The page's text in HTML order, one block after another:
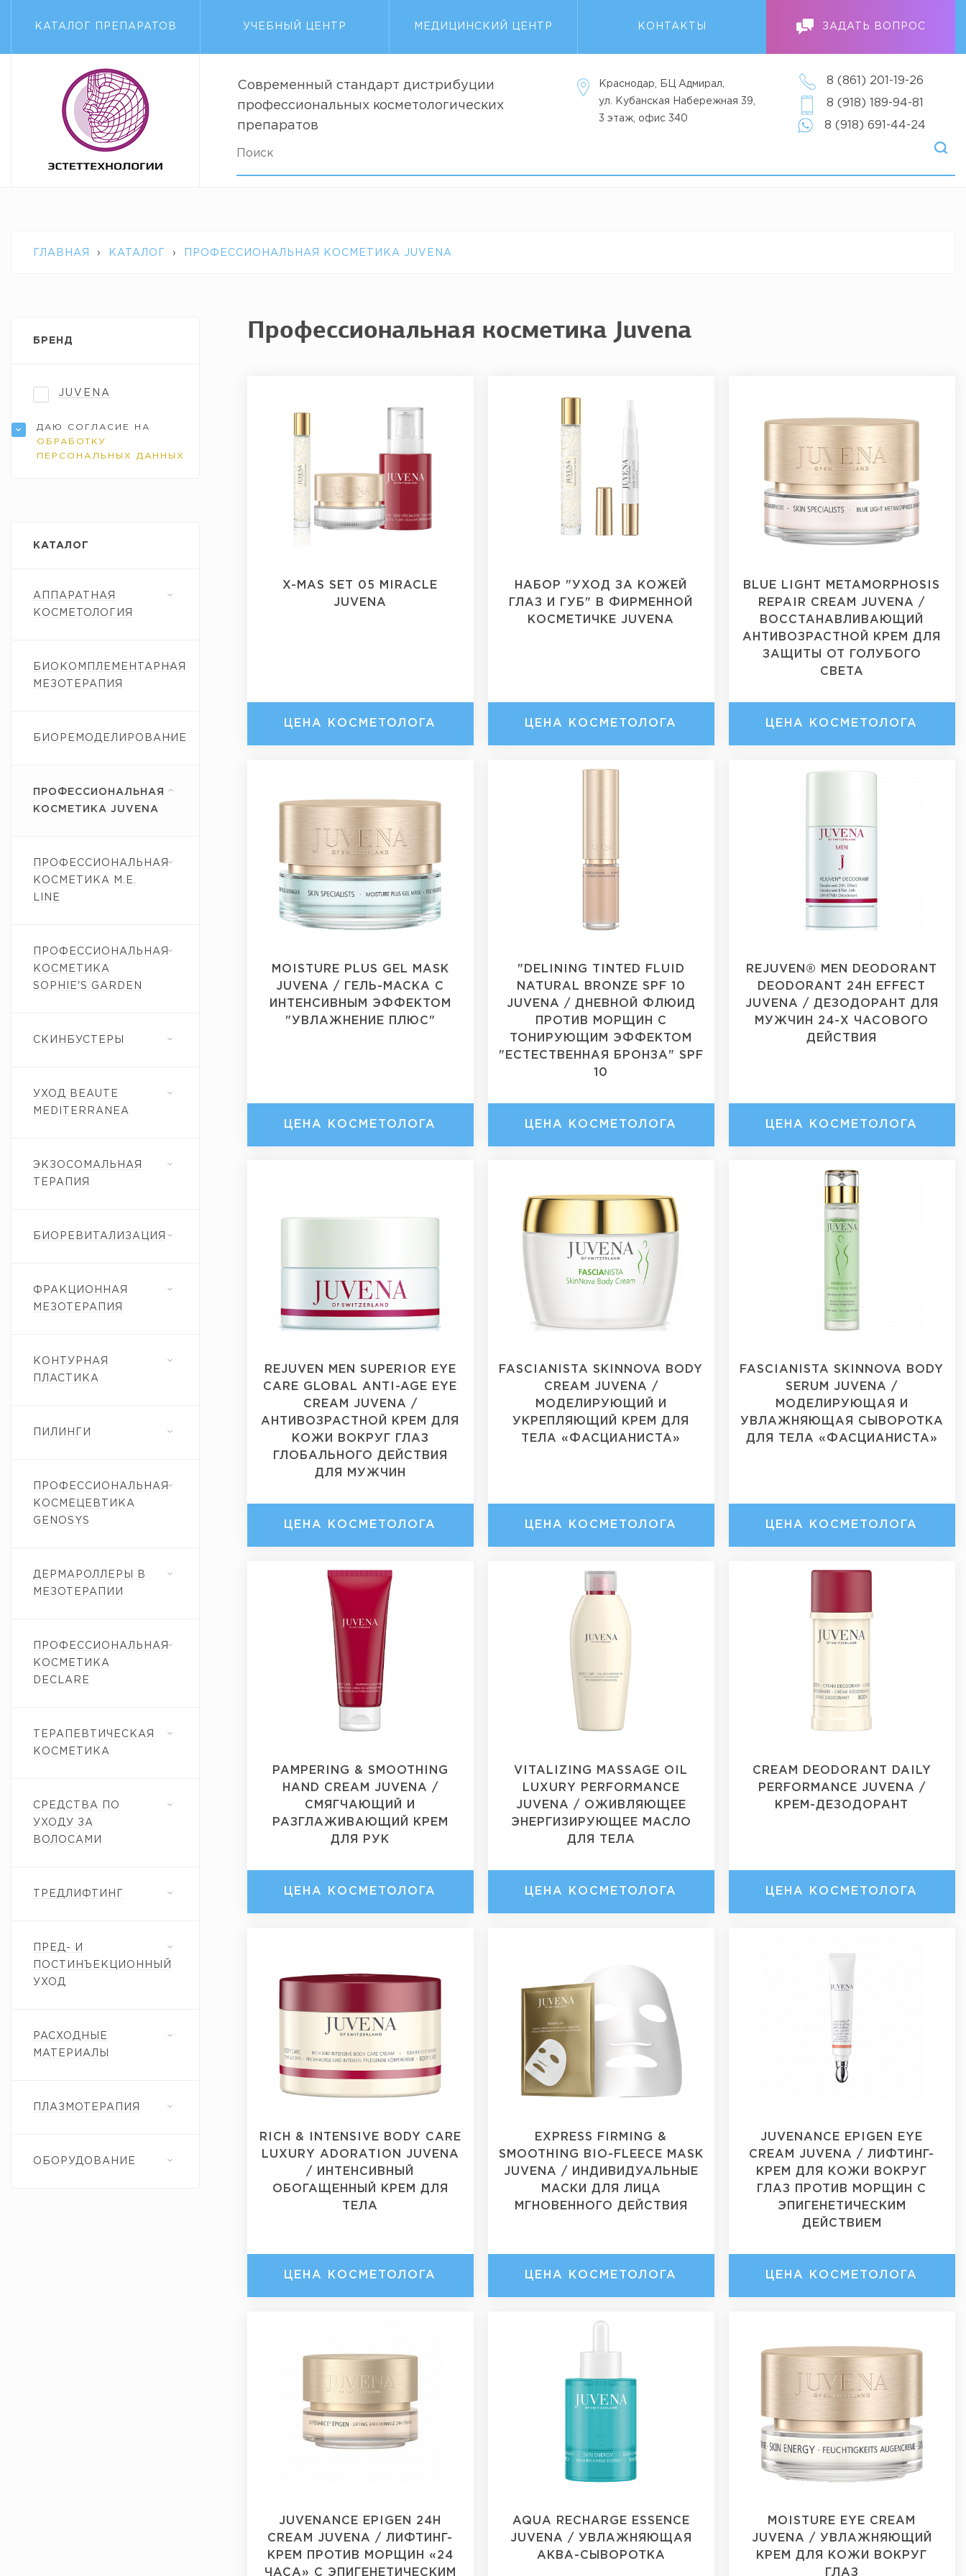
КАТАЛОГ ПРЕПАРАТОВ УЧЕБНЫЙ ЦЕНТР МЕДИЦИНСКИЙ ЦЕНТР КОНТАКТЫ ЗАДАТЬ ВОПРОС
Современный стандарт дистрибуции
профессиональных косметологических
препаратов
Краснодар, БЦ Адмирал,
ул. Кубанская Набережная 39,
3 этаж, офис 340
8 (861) 201-19-26
8 (918) 189-94-81
8 (918) 691-44-24
ГЛАВНАЯ › КАТАЛОГ › ПРОФЕССИОНАЛЬНАЯ КОСМЕТИКА JUVENA
БРЕНД
JUVENA
ДАЮ СОГЛАСИЕ НА
ОБРАБОТКУ
ПЕРСОНАЛЬНЫХ ДАННЫХ
КАТАЛОГ
АППАРАТНАЯ
КОСМЕТОЛОГИЯ
БИОКОМПЛЕМЕНТАРНАЯ
МЕЗОТЕРАПИЯ
БИОРЕМОДЕЛИРОВАНИЕ
ПРОФЕССИОНАЛЬНАЯ
КОСМЕТИКА JUVENA
ПРОФЕССИОНАЛЬНАЯ
КОСМЕТИКА M.E.
LINE
ПРОФЕССИОНАЛЬНАЯ
КОСМЕТИКА
SOPHIE'S GARDEN
СКИНБУСТЕРЫ
УХОД BEAUTE
MEDITERRANEA
ЭКЗОСОМАЛЬНАЯ
ТЕРАПИЯ
БИОРЕВИТАЛИЗАЦИЯ
ФРАКЦИОННАЯ
МЕЗОТЕРАПИЯ
КОНТУРНАЯ
ПЛАСТИКА
ПИЛИНГИ
ПРОФЕССИОНАЛЬНАЯ
КОСМЕЦЕВТИКА
GENOSYS
ДЕРМАРОЛЛЕРЫ В
МЕЗОТЕРАПИИ
ПРОФЕССИОНАЛЬНАЯ
КОСМЕТИКА
DECLARE
ТЕРАПЕВТИЧЕСКАЯ
КОСМЕТИКА
СРЕДСТВА ПО
УХОДУ ЗА
ВОЛОСАМИ
ТРЕДЛИФТИНГ
ПРЕД- И
ПОСТИНЪЕКЦИОННЫЙ
УХОД
РАСХОДНЫЕ
МАТЕРИАЛЫ
ПЛАЗМОТЕРАПИЯ
ОБОРУДОВАНИЕ
Профессиональная косметика Juvena
X-MAS SET 05 MIRACLE
JUVENA
ЦЕНА КОСМЕТОЛОГА
НАБОР "УХОД ЗА КОЖЕЙ
ГЛАЗ И ГУБ" В ФИРМЕННОЙ
КОСМЕТИЧКЕ JUVENA
ЦЕНА КОСМЕТОЛОГА
BLUE LIGHT METAMORPHOSIS
REPAIR CREAM JUVENA /
ВОССТАНАВЛИВАЮЩИЙ
АНТИВОЗРАСТНОЙ КРЕМ ДЛЯ
ЗАЩИТЫ ОТ ГОЛУБОГО
СВЕТА
ЦЕНА КОСМЕТОЛОГА
MOISTURE PLUS GEL MASK
JUVENA / ГЕЛЬ-МАСКА С
ИНТЕНСИВНЫМ ЭФФЕКТОМ
"УВЛАЖНЕНИЕ ПЛЮС"
ЦЕНА КОСМЕТОЛОГА
"DELINING TINTED FLUID
NATURAL BRONZE SPF 10
JUVENA / ДНЕВНОЙ ФЛЮИД
ПРОТИВ МОРЩИН С
ТОНИРУЮЩИМ ЭФФЕКТОМ
"ЕСТЕСТВЕННАЯ БРОНЗА" SPF
10
ЦЕНА КОСМЕТОЛОГА
REJUVEN® MEN DEODORANT
DEODORANT 24H EFFECT
JUVENA / ДЕЗОДОРАНТ ДЛЯ
МУЖЧИН 24-Х ЧАСОВОГО
ДЕЙСТВИЯ
ЦЕНА КОСМЕТОЛОГА
REJUVEN MEN SUPERIOR EYE
CARE GLOBAL ANTI-AGE EYE
CREAM JUVENA /
АНТИВОЗРАСТНОЙ КРЕМ ДЛЯ
КОЖИ ВОКРУГ ГЛАЗ
ГЛОБАЛЬНОГО ДЕЙСТВИЯ
ДЛЯ МУЖЧИН
ЦЕНА КОСМЕТОЛОГА
FASCIANISTA SKINNOVA BODY
CREAM JUVENA /
МОДЕЛИРУЮЩИЙ И
УКРЕПЛЯЮЩИЙ КРЕМ ДЛЯ
ТЕЛА «ФАСЦИАНИСТА»
ЦЕНА КОСМЕТОЛОГА
FASCIANISTA SKINNOVA BODY
SERUM JUVENA /
МОДЕЛИРУЮЩАЯ И
УВЛАЖНЯЮЩАЯ СЫВОРОТКА
ДЛЯ ТЕЛА «ФАСЦИАНИСТА»
ЦЕНА КОСМЕТОЛОГА
PAMPERING & SMOOTHING
HAND CREAM JUVENA /
СМЯГЧАЮЩИЙ И
РАЗГЛАЖИВАЮЩИЙ КРЕМ
ДЛЯ РУК
ЦЕНА КОСМЕТОЛОГА
VITALIZING MASSAGE OIL
LUXURY PERFORMANCE
JUVENA / ОЖИВЛЯЮЩЕЕ
ЭНЕРГИЗИРУЮЩЕЕ МАСЛО
ДЛЯ ТЕЛА
ЦЕНА КОСМЕТОЛОГА
CREAM DEODORANT DAILY
PERFORMANCE JUVENA /
КРЕМ-ДЕЗОДОРАНТ
ЦЕНА КОСМЕТОЛОГА
RICH & INTENSIVE BODY CARE
LUXURY ADORATION JUVENA
/ ИНТЕНСИВНЫЙ
ОБОГАЩЕННЫЙ КРЕМ ДЛЯ
ТЕЛА
ЦЕНА КОСМЕТОЛОГА
EXPRESS FIRMING &
SMOOTHING BIO-FLEECE MASK
JUVENA / ИНДИВИДУАЛЬНЫЕ
МАСКИ ДЛЯ ЛИЦА
МГНОВЕННОГО ДЕЙСТВИЯ
ЦЕНА КОСМЕТОЛОГА
JUVENANCE EPIGEN EYE
CREAM JUVENA / ЛИФТИНГ-
КРЕМ ДЛЯ КОЖИ ВОКРУГ
ГЛАЗ ПРОТИВ МОРЩИН С
ЭПИГЕНЕТИЧЕСКИМ
ДЕЙСТВИЕМ
ЦЕНА КОСМЕТОЛОГА
JUVENANCE EPIGEN 24H
CREAM JUVENA / ЛИФТИНГ-
КРЕМ ПРОТИВ МОРЩИН «24
ЧАСА» С ЭПИГЕНЕТИЧЕСКИМ
AQUA RECHARGE ESSENCE
JUVENA / УВЛАЖНЯЮЩАЯ
АКВА-СЫВОРОТКА
MOISTURE EYE CREAM
JUVENA / УВЛАЖНЯЮЩИЙ
КРЕМ ДЛЯ КОЖИ ВОКРУГ
ГЛАЗ